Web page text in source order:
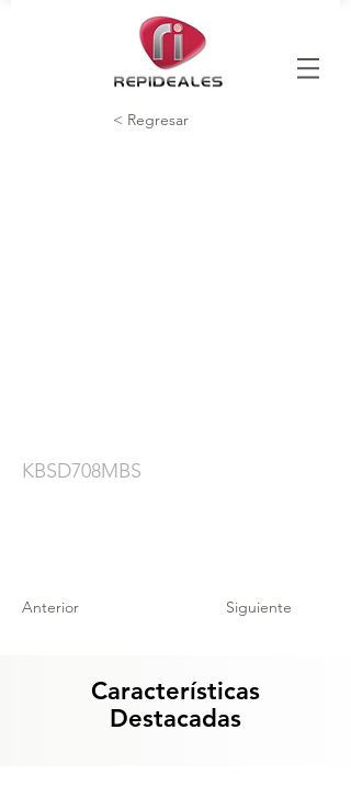
< Regresar
KBSD708MBS
Anterior Siguiente
Características
Destacadas